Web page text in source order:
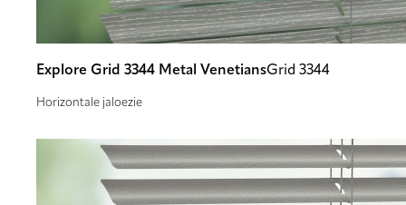
Explore Grid 3344 Metal VenetiansGrid 3344
Horizontale jaloezie